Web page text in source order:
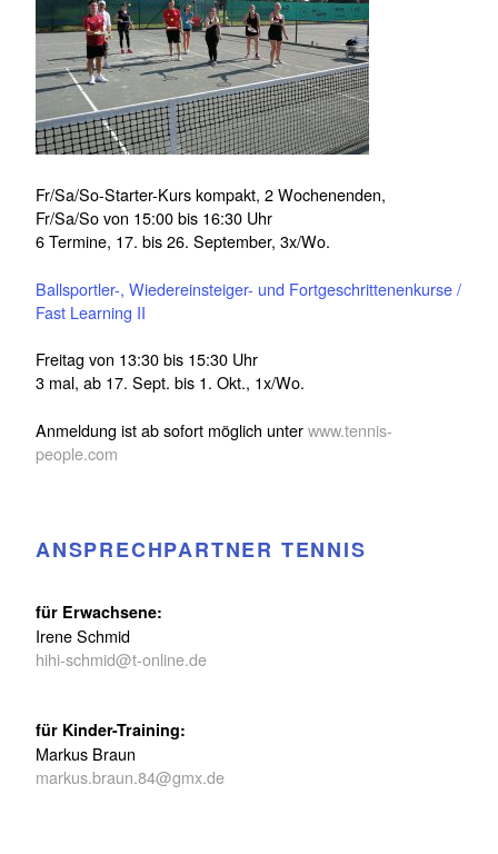
Fr/Sa/So-Starter-Kurs kompakt, 2 Wochenenden,
Fr/Sa/So von 15:00 bis 16:30 Uhr
6 Termine, 17. bis 26. September, 3x/Wo.
Ballsportler-, Wiedereinsteiger- und Fortgeschrittenenkurse /
Fast Learning II
Freitag von 13:30 bis 15:30 Uhr
3 mal, ab 17. Sept. bis 1. Okt., 1x/Wo.
Anmeldung ist ab sofort möglich unterwww.tennis-
people.com
ANSPRECHPARTNER TENNIS
für Erwachsene:
Irene Schmid
hihi-schmid@t-online.de
für Kinder-Training:
Markus Braun
markus.braun.84@gmx.de